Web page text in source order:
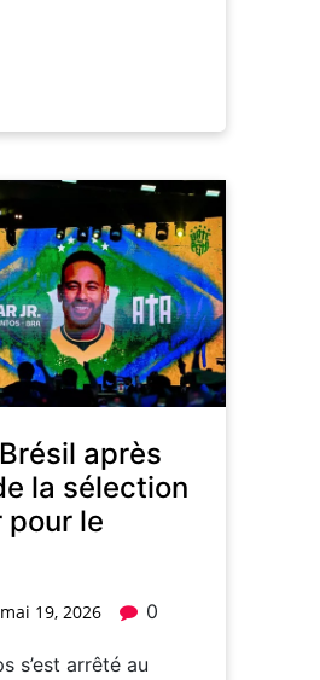
après
la sélection
pour le
mai 19, 2026 0
s’est arrêté au